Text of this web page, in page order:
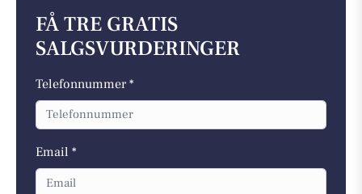
FÅ TRE GRATIS
SALGSVURDERINGER
Telefonnummer *
Email *